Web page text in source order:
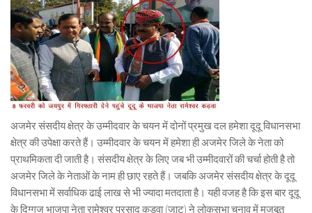
अजमेर संसदीय क्षेत्र के उम्मीदवार के चयन में दोनों प्रमुख दल हमेशा दूदू विधानसभा
क्षेत्र की उपेक्षा करते हैं। उम्मीदवार के चयन में हमेशा ही अजमेर जिले के नेता को
प्राथमिकता दी जाती है। संसदीय क्षेत्र के लिए जब भी उम्मीदवारों की चर्चा होती है तो
अजमेर जिले के नेताओं के नाम ही छाए रहते हैं। जबकि अजमेर संसदीय क्षेत्र के दूदू
विधानसभा में सर्वाधिक ढाई लाख से भी ज्यादा मतदाता है। यही वजह है कि इस बार दूदू
के दिग्गज भाजपा नेता रामेश्वर प्रसाद कड़वा (जाट) ने लोकसभा चुनाव में मजबूत